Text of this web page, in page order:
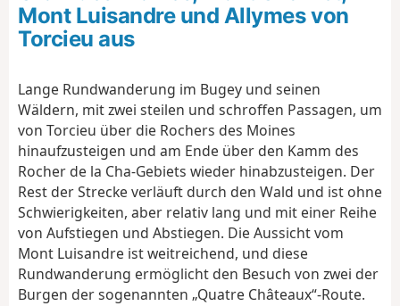
i
Mont Luisandre und Allymes von
Torcieu aus
Lange Rundwanderung im Bugey und seinen
Wäldern, mit zwei steilen und schroffen Passagen, um
von Torcieu über die Rochers des Moines
hinaufzusteigen und am Ende über den Kamm des
Rocher de la Cha-Gebiets wieder hinabzusteigen. Der
Rest der Strecke verläuft durch den Wald und ist ohne
Schwierigkeiten, aber relativ lang und mit einer Reihe
von Aufstiegen und Abstiegen. Die Aussicht vom
Mont Luisandre ist weitreichend, und diese
Rundwanderung ermöglicht den Besuch von zwei der
Burgen der sogenannten „Quatre Châteaux“-Route.